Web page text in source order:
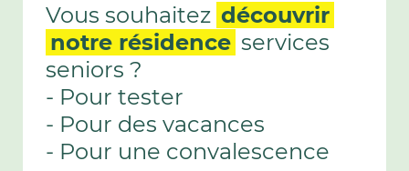
Vous souhaitez découvrir
notre résidence services
seniors ?
- Pour tester
- Pour des vacances
- Pour une convalescence